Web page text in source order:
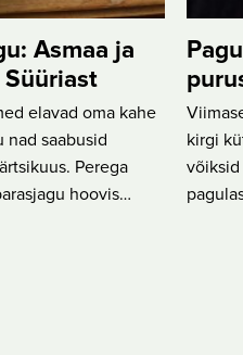
Asmaa ja
elavad oma kahe
nad saabusid
Perega
hoovis…
kirgi
võiksid